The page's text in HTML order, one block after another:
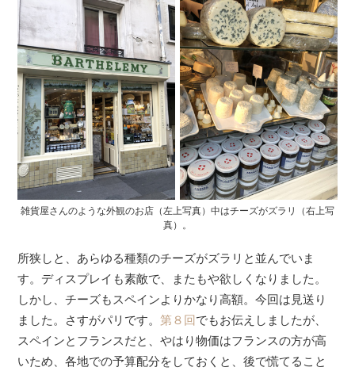
雑貨屋さんのような外観のお店（左上写真）中はチーズがズラリ（右上写
真）。
所狭しと、あらゆる種類のチーズがズラリと並んでいま
す。ディスプレイも素敵で、またもや欲しくなりました。
しかし、チーズもスペインよりかなり高額。今回は見送り
ました。さすがパリです。第８回でもお伝えしましたが、
スペインとフランスだと、やはり物価はフランスの方が高
いため、各地での予算配分をしておくと、後で慌てること